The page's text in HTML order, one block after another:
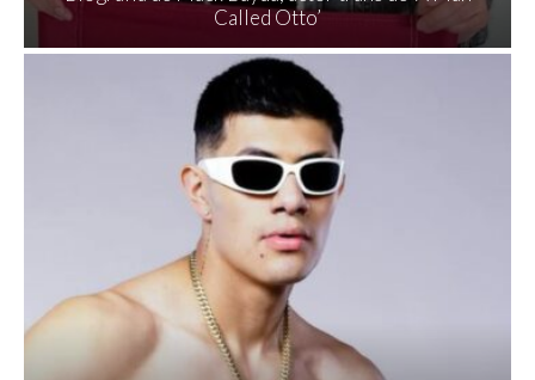
Called Otto’